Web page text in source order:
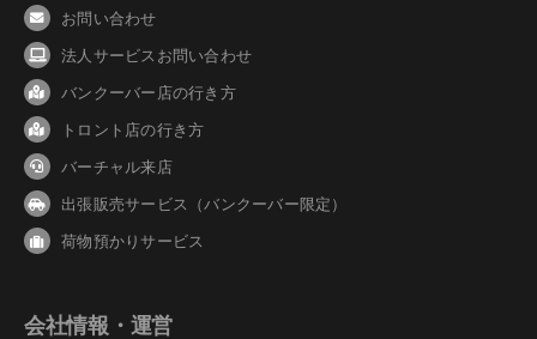
お問い合わせ
法人サービスお問い合わせ
バンクーバー 店の行き方
トロント店の行き方
バーチャル来店
出張販売サービス（バンクーバー限定）
荷物預かりサービス
会社情報・運営